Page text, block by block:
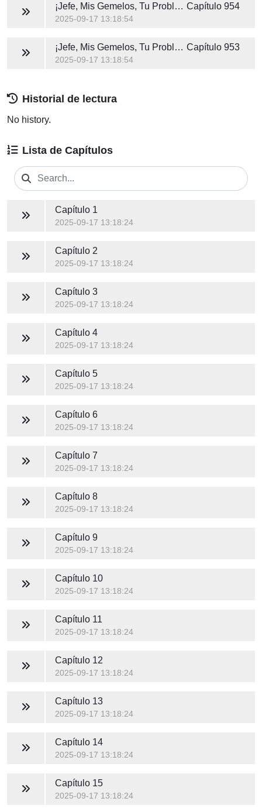
¡Jefe, Mis Gemelos, Tu Problema! Capítulo 954
2025-09-17 13:18:54
¡Jefe, Mis Gemelos, Tu Problema! Capítulo 953
2025-09-17 13:18:54
Historial de lectura
No history.
Lista de Capítulos
Capítulo 1
2025-09-17 13:18:24
Capítulo 2
2025-09-17 13:18:24
Capítulo 3
2025-09-17 13:18:24
Capítulo 4
2025-09-17 13:18:24
Capítulo 5
2025-09-17 13:18:24
Capítulo 6
2025-09-17 13:18:24
Capítulo 7
2025-09-17 13:18:24
Capítulo 8
2025-09-17 13:18:24
Capítulo 9
2025-09-17 13:18:24
Capítulo 10
2025-09-17 13:18:24
Capítulo 11
2025-09-17 13:18:24
Capítulo 12
2025-09-17 13:18:24
Capítulo 13
2025-09-17 13:18:24
Capítulo 14
2025-09-17 13:18:24
Capítulo 15
2025-09-17 13:18:24